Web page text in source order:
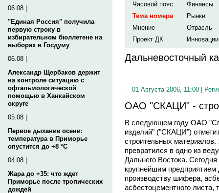
06.08 |
"Единая Россия" получила
первую строку в
избирательном бюллетене на
выборах в Госдуму
06.08 |
Александр Щербаков держит
на контроле ситуацию с
офтальмологической
помощью в Ханкайском
округе
05.08 |
Первое дыхание осени:
температура в Приморье
опустится до +8 °C
04.08 |
Жара до +35: что ждет
Приморье после тропических
дождей
Часовой пояс
Финансы
Тема номера
Рынки
Мнение
Отрасль
Проект ДК
Инновации
Дальневосточный
01 Августа 2006, 11:00 |
ОАО "СКАЦИ" -
В следующем году ОАО
изделий" ("СКАЦИ")
строительных
превратился в одно из
Дальнего Востока.
крупнейшим предприятием
производству шифера,
асбестоцементного листа,